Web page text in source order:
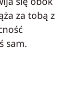
za tobą z
sam.